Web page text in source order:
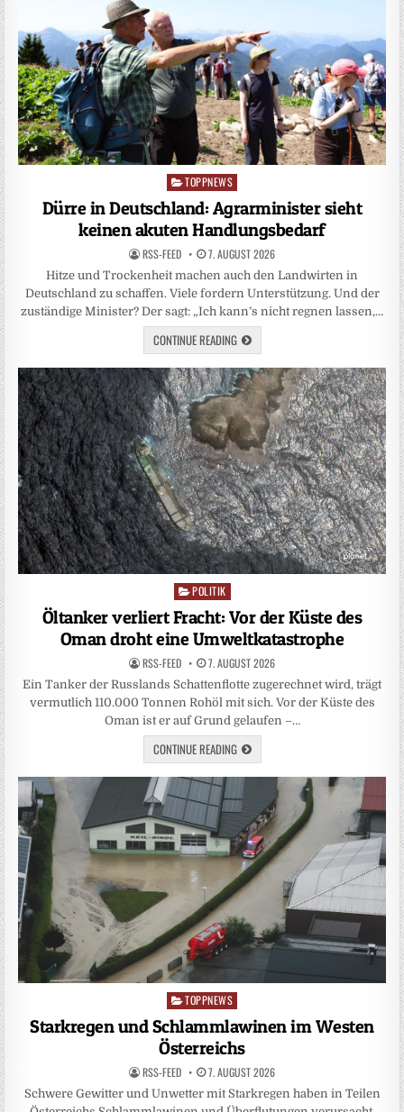
Posted
in
TOPPNEWS
Dürre in Deutschland: Agrarminister sieht
keinen akuten Handlungsbedarf
RSS-FEED 7. AUGUST 2026
Hitze und Trockenheit machen auch den Landwirten in
Deutschland zu schaffen. Viele fordern Unterstützung. Und der
zuständige Minister? Der sagt: „Ich kann’s nicht regnen lassen,…
CONTINUE READING
Posted
in
POLITIK
Öltanker verliert Fracht: Vor der Küste des
Oman droht eine Umweltkatastrophe
RSS-FEED 7. AUGUST 2026
Ein Tanker der Russlands Schattenflotte zugerechnet wird, trägt
vermutlich 110.000 Tonnen Rohöl mit sich. Vor der Küste des
Oman ist er auf Grund gelaufen –…
CONTINUE READING
Posted
in
TOPPNEWS
Starkregen und Schlammlawinen im Westen
Österreichs
RSS-FEED 7. AUGUST 2026
Schwere Gewitter und Unwetter mit Starkregen haben in Teilen